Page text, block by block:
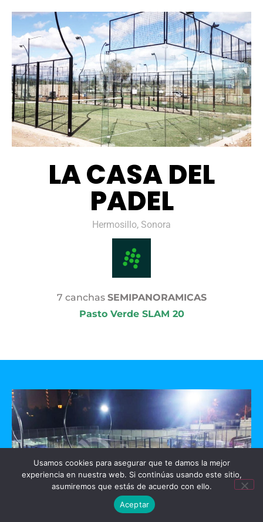
LA CASA DEL
PADEL
Hermosillo, Sonora
7 canchas SEMIPANORAMICAS
Pasto Verde SLAM 20
Usamos cookies para asegurar que te damos la mejor
experiencia en nuestra web. Si continúas usando este sitio,
asumiremos que estás de acuerdo con ello.
Aceptar